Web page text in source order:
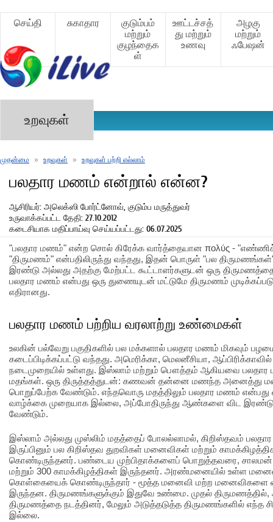
செய்தி சுகாதார
குடும்பம்
மற்றும்
குழந்தைக
ள்
ஊட்டச்சத்
து மற்றும்
உணவு
அழகு
மற்றும்
ஃபேஷன்
உறவுகள்
முதன்மை » உறவுகள் » உறவுகள் பற்றி எல்லாம்
பலதார மணம் என்றால் என்ன?
ஆசிரியர்: அலெக்ஸி போர்ட்னோவ், குடும்ப மருத்துவர்
உருவாக்கப்பட்ட தேதி: 27.10.2012
கடைசியாக மதிப்பாய்வு செய்யப்பட்டது: 06.07.2025
"பலதார மணம்" என்ற சொல் கிரேக்க வார்த்தையான πολύς -
"திருமணம்" என்பதிலிருந்து வந்தது, இதன் பொருள் "பல
இரண்டு அல்லது அதற்கு மேற்பட்ட கூட்டாளர்களுடன் ஒரு திருமணத்தை
பலதார மணம் என்பது ஒரு துணையுடன் மட்டுமே திருமணம்
எதிரானது.
பலதார மணம் பற்றிய வரலாற்று உண்மைகள்
உலகின் பல்வேறு பகுதிகளில் பல மக்களால் பலதார மணம் மிகவும்
கடைப்பிடிக்கப்பட்டு வந்தது. அமெரிக்கா, மெலனீசியா,
நடைமுறையில் உள்ளது. இஸ்லாம் மற்றும் பௌத்தம் ஆகியவை
மதங்கள். ஒரு திருத்தத்துடன்: கணவன் தன்னை மணந்த அனைத்து
பொறுப்பேற்க வேண்டும். எந்தவொரு மதத்திலும் பலதார மணம் என்பது
வாழ்க்கை முறையாக இல்லை, அப்போதிருந்து ஆண்களை விட
வேண்டும்.
இஸ்லாம் அல்லது முஸ்லிம் மதத்தைப் போலல்லாமல், கிறிஸ்தவம்
இருப்பினும் பல கிறிஸ்தவ துறவிகள் மனைவிகள் மற்றும்
கொண்டிருந்தனர். பண்டைய முற்பிதாக்களைப் பொறுத்தவரை,
மற்றும் 300 காமக்கிழத்திகள் இருந்தனர். அரண்மனையில் உள்ள
கொள்கையைக் கொண்டிருந்தார் - மூத்த மனைவி மற்ற மனைவிகளை
இருந்தன. திருமணங்களுக்கும் இதுவே உண்மை. முதல்
திருமணத்தை நடத்தினர், மேலும் அடுத்தடுத்த திருமணங்களில் எந்த
இல்லை.